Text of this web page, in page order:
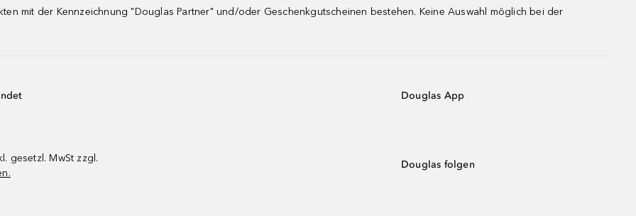
mit der Kennzeichnung "Douglas Partner" und/oder Geschenkgutscheinen bestehen. Keine Auswahl möglich bei der
gesetzl. MwSt zzgl.
Douglas App
Douglas folgen